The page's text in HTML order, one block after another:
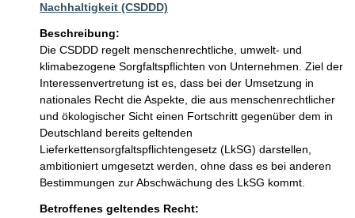
Nachhaltigkeit (CSDDD)
Beschreibung:
Die CSDDD regelt menschenrechtliche, umwelt- und
klimabezogene Sorgfaltspflichten von Unternehmen. Ziel der
Interessenvertretung ist es, dass bei der Umsetzung in
nationales Recht die Aspekte, die aus menschenrechtlicher
und ökologischer Sicht einen Fortschritt gegenüber dem in
Deutschland bereits geltenden
Lieferkettensorgfaltspflichtengesetz (LkSG) darstellen,
ambitioniert umgesetzt werden, ohne dass es bei anderen
Bestimmungen zur Abschwächung des LkSG kommt.
Betroffenes geltendes Recht: